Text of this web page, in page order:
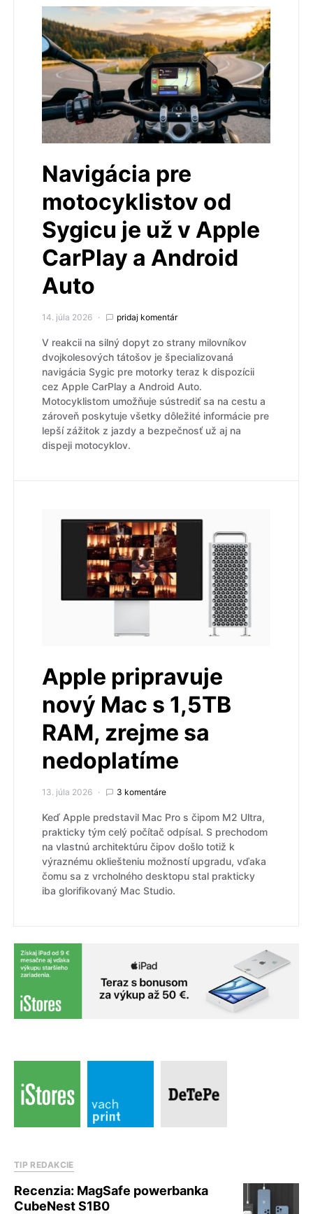
Navigácia pre
motocyklistov od
Sygicu je už v Apple
CarPlay a Android
Auto
14. júla 2026 pridaj komentár
V reakcii na silný dopyt zo strany milovníkov
dvojkolesových tátošov je špecializovaná
navigácia Sygic pre motorky teraz k dispozícii
cez Apple CarPlay a Android Auto.
Motocyklistom umožňuje sústrediť sa na cestu a
zároveň poskytuje všetky dôležité informácie pre
lepší zážitok z jazdy a bezpečnosť už aj na
dispeji motocyklov.
Apple pripravuje
nový Mac s 1,5TB
RAM, zrejme sa
nedoplatíme
13. júla 2026 3 komentáre
Keď Apple predstavil Mac Pro s čipom M2 Ultra,
prakticky tým celý počítač odpísal. S prechodom
na vlastnú architektúru čipov došlo totiž k
výraznému okliešteniu možností upgradu, vďaka
čomu sa z vrcholného desktopu stal prakticky
iba glorifikovaný Mac Studio.
TIP REDAKCIE
Recenzia: MagSafe powerbanka
CubeNest S1B0